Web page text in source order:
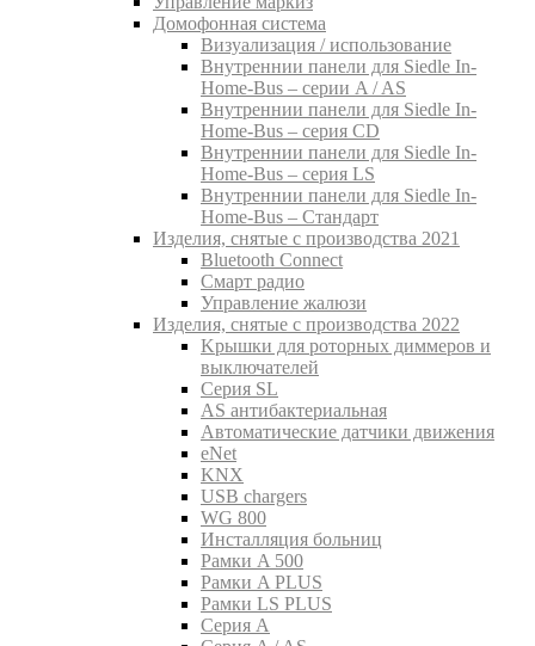
Домофонная система
Визуализация / использование
Внутреннии панели для Siedle In-
Home-Bus – серии A / AS
Внутреннии панели для Siedle In-
Home-Bus – серия CD
Внутреннии панели для Siedle In-
Home-Bus – серия LS
Внутреннии панели для Siedle In-
Home-Bus – Стандарт
Изделия, снятые с производства 2021
Bluetooth Connect
Смарт радио
Управление жалюзи
Изделия, снятые с производства 2022
Kрышки для роторных диммеров и
выключателей
Серия SL
AS антибактериальная
Aвтоматические датчики движения
eNet
KNX
USB chargers
WG 800
Инсталляция больниц
Рамки A 500
Рамки A PLUS
Рамки LS PLUS
Серия A